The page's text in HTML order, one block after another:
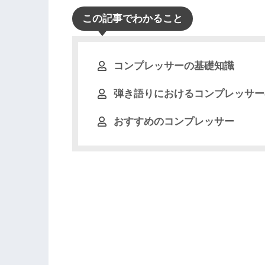
この記事でわかること
コンプレッサーの基礎知識
弾き語りにおけるコンプレッサ
おすすめのコンプレッサー